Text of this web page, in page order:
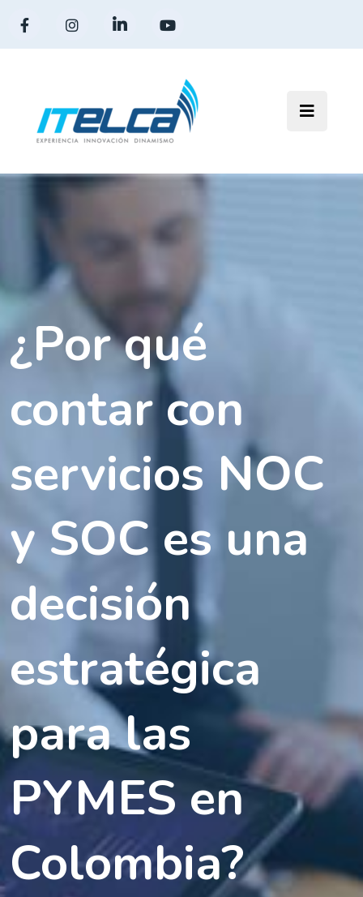
¿Por qué
contar con
servicios NOC
y SOC es una
decisión
estratégica
para las
PYMES en
Colombia?